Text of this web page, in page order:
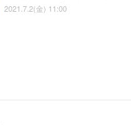
2021.7.2(金) 11:00